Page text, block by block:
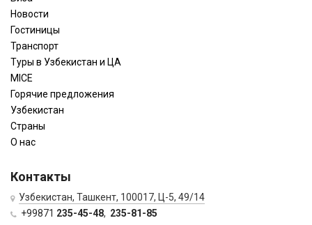
Новости
Гостиницы
Транспорт
Туры в Узбекистан и ЦА
MICE
Горячие предложения
Узбекистан
Страны
О нас
Контакты
Узбекистан, Ташкент, 100017, Ц-5, 49/14
+99871 235-45-48, 235-81-85